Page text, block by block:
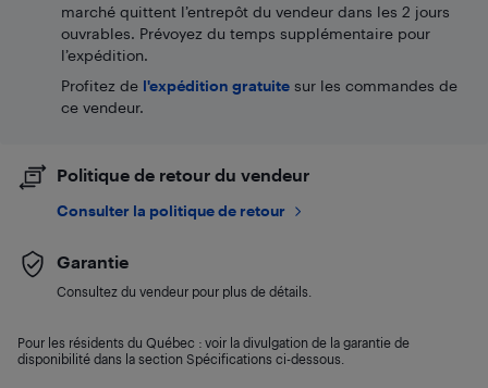
marché quittent l’entrepôt du vendeur dans les 2 jours
ouvrables. Prévoyez du temps supplémentaire pour
l’expédition.
Profitez de l'expédition gratuite sur les commandes de
ce vendeur.
Politique de retour du vendeur
Consulter la politique de retour
Garantie
Consultez du vendeur pour plus de détails.
Pour les résidents du Québec : voir la divulgation de la garantie de
disponibilité dans la section Spécifications ci-dessous.